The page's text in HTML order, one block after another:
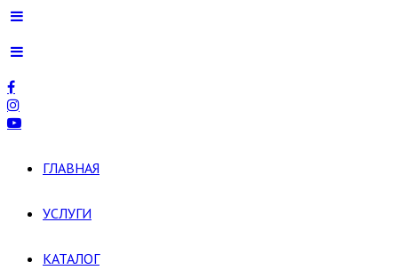
ГЛАВНАЯ
УСЛУГИ
КАТАЛОГ